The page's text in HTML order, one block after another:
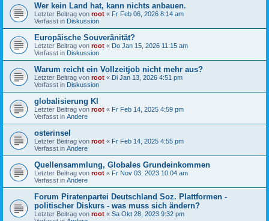
Wer kein Land hat, kann nichts anbauen.
Letzter Beitrag von root « Fr Feb 06, 2026 8:14 am
Verfasst in Diskussion
Europäische Souveränität?
Letzter Beitrag von root « Do Jan 15, 2026 11:15 am
Verfasst in Diskussion
Warum reicht ein Vollzeitjob nicht mehr aus?
Letzter Beitrag von root « Di Jan 13, 2026 4:51 pm
Verfasst in Diskussion
globalisierung KI
Letzter Beitrag von root « Fr Feb 14, 2025 4:59 pm
Verfasst in Andere
osterinsel
Letzter Beitrag von root « Fr Feb 14, 2025 4:55 pm
Verfasst in Andere
Quellensammlung, Globales Grundeinkommen
Letzter Beitrag von root « Fr Nov 03, 2023 10:04 am
Verfasst in Andere
Forum Piratenpartei Deutschland Soz. Plattformen -
politischer Diskurs - was muss sich ändern?
Letzter Beitrag von root « Sa Okt 28, 2023 9:32 pm